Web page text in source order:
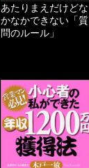
あたりまえだけどな
かなかできない「質
問のルール」